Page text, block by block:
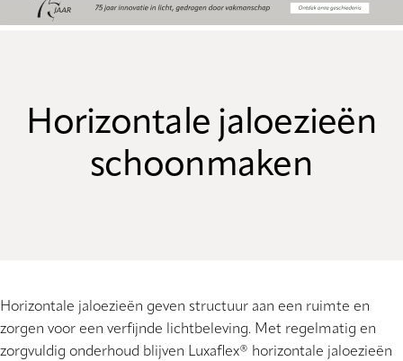
Horizontale jaloezieën
schoonmaken
Horizontale jaloezieën geven structuur aan een ruimte en
zorgen voor een verfijnde lichtbeleving. Met regelmatig en
zorgvuldig onderhoud blijven Luxaflex® horizontale jaloezieën